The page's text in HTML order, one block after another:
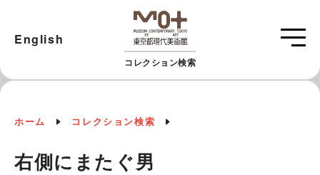
コレクション検索
English
ホーム コレクション検索
右側にまたぐ男